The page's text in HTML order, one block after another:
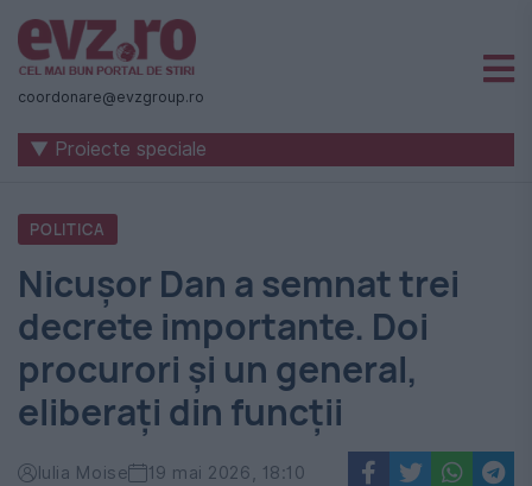
Știri
naționale
internaționale
România
-
Evenimentul
Zilei
coordonare@evzgroup.ro
▼ Proiecte speciale
POLITICA
Nicușor Dan a semnat trei
decrete importante. Doi
procurori și un general,
eliberați din funcții
Iulia Moise 19 mai 2026, 18:10